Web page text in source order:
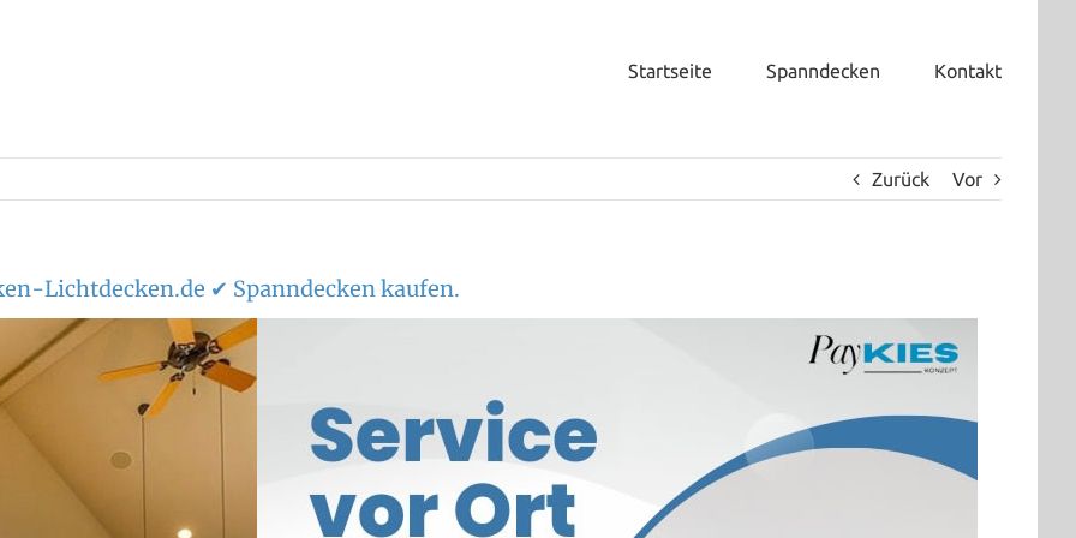
Startseite Spanndecken Kontakt
Zurück Vor
Lichtdecken.de ✔ Spanndecken kaufen.